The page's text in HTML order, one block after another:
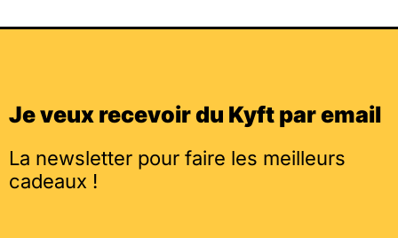
Je veux recevoir du Kyft par email
La newsletter pour faire les meilleurs
cadeaux !